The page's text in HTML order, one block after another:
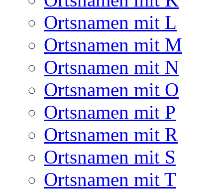
Ortsnamen mit L
Ortsnamen mit M
Ortsnamen mit N
Ortsnamen mit O
Ortsnamen mit P
Ortsnamen mit R
Ortsnamen mit S
Ortsnamen mit T